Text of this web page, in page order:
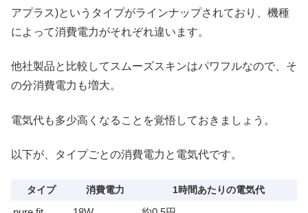
アプラス)というタイプがラインナップされており、機種
によって消費電力がそれぞれ違います。
他社製品と比較してスムーズスキンはパワフルなので、そ
の分消費電力も増大。
電気代も多少高くなることを覚悟しておきましょう。
以下が、タイプごとの消費電力と電気代です。
タイプ 消費電力 1時間あたりの電気代